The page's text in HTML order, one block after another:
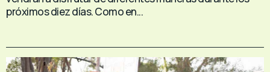
próximos diez días. Como en...